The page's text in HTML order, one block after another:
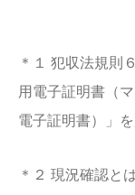
＊１ 犯収法規則
用電子証明書（
電子証明書）」
＊２ 現況確認と